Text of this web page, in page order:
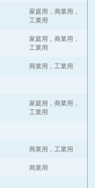
家庭用，商業用，
工業用
家庭用，商業用，
工業用
商業用，工業用
家庭用，商業用，
工業用
商業用，工業用
商業用